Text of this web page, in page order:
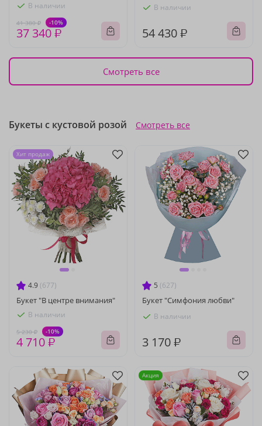
В наличии
41 380 ₽ -10%
37 340 ₽
В наличии
54 430 ₽
Смотреть все
Букеты с кустовой розой Смотреть все
4.9 (677)
Букет "В центре внимания"
В наличии
5 230 ₽ -10%
4 710 ₽
Хит продаж
5 (627)
Букет "Симфония любви"
В наличии
3 170 ₽
Акция